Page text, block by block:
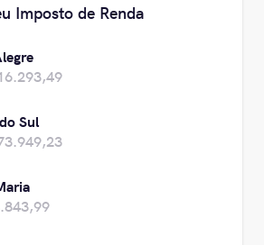
Imposto de Renda
Sul